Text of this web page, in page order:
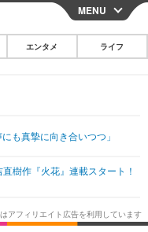
CLOSE
その他
韓国・芸能
グルメ
MENU
エンタメ ライフ
も真摯に向き合いつつ」
樹作『火花』連載スタート！